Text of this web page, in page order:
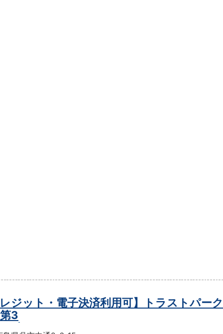
レジット・電子決済利用可】トラストパー
3